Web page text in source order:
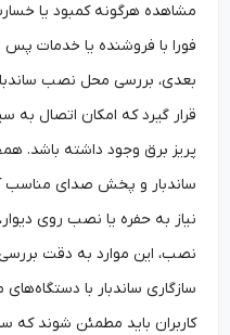
مشاهده هرگونه کمبود یا خسارت
بعدی، بررسی محل نصب ساندبار
قرار گیرد که امکان اتصال به
پریز برق وجود داشته باشد.
ساندبار و پخش صدای مناسب آن
نیاز به حفره یا نصب روی دیوار،
نصب، این موارد به دقت بررسی و
سازگاری ساندبار با دستگاه‌های